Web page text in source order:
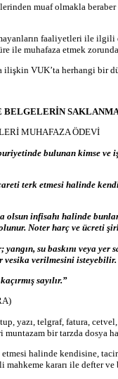
muaf olmakla
faaliyetleri ile
ile muhafaza etmek
VUK’ta herhangi bir
BELGELERİN
MUHAFAZA ÖDEVİ
bulunan kimse ve
terk etmesi halinde
infisahı halinde
Noter harç ve ücreti
su baskını veya
verilmesini
sayılır.”
yazı, telgraf, fatura,
bir tarzda dosya
halinde kendisine,
kararı ile defter